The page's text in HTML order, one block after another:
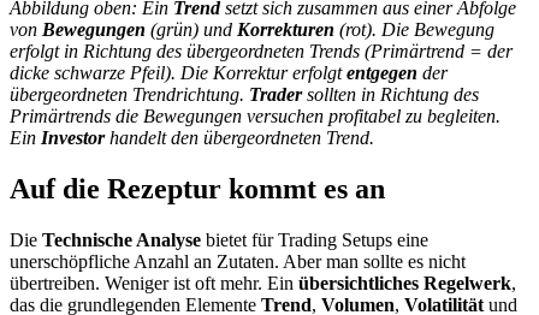
Abbildung oben: Ein Trendsetzt sich zusammen aus einer Abfolge
von Bewegungen (grün) und Korrekturen (rot). Die Bewegung
erfolgt in Richtung des übergeordneten Trends (Primärtrend = der
dicke schwarze Pfeil). Die Korrektur erfolgtentgegen der
übergeordneten Trendrichtung. Tradersollten in Richtung des
Primärtrends die Bewegungen versuchen profitabel zu begleiten.
Ein Investorhandelt den übergeordneten Trend.
Auf die Rezeptur kommt es an
Die Technische Analyse bietet für Trading Setups eine
unerschöpfliche Anzahl an Zutaten. Aber man sollte es nicht
übertreiben. Weniger ist oft mehr. Ein übersichtliches Regelwerk,
das die grundlegenden Elemente Trend, Volumen, Volatilität und